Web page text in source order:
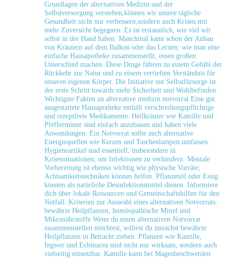
Grundlagen der alternativen Medizin und der⁢
Selbstversorgung verstehen,können wir unsere tägliche
Gesundheit nicht nur verbessern,sondern auch Krisen mit
mehr ‌Zuversicht begegnen. Es ist erstaunlich, wie viel wir
selbst in der Hand haben. Manchmal kann schon der Anbau
von Kräutern auf dem Balkon oder das Lernen, wie man ⁤eine⁢
einfache Hausapotheke⁤ zusammenstellt, einen großen
Unterschied machen. Diese Dinge⁢ führen zu einem Gefühl der
Rückkehr zur Natur und zu einem‌ vertieften Verständnis für
unseren eigenen Körper. Die Initiative ​zur ⁢Selbstfürsorge ist
der erste Schritt towards mehr Sicherheit und ​Wohlbefinden.
Wichtigste Fakten zu alternative medizin notvorrat Eine gut
ausgestattete Hausapotheke enthält verschreibungspflichtige
und rezeptfreie Medikamente. Heilkräuter wie ⁤Kamille und
Pfefferminze sind einfach anzubauen ⁣und ⁢haben viele
Anwendungen. Ein Notvorrat sollte ‌auch alternative
Energiequellen wie Kerzen und Taschenlampen‌ umfassen.
Hygieneartikel sind essentiell, insbesondere in
Krisensituationen, um Infektionen zu verhindern. Mentale
Vorbereitung ist ⁢ebenso wichtig wie physische Vorräte;
Achtsamkeitstechniken können helfen. Pflanzenöl oder Essig
können als natürliche Desinfektionsmittel dienen. Informiere
dich über lokale Ressourcen und ‍Gemeinschaftshilfen für den
Notfall. Kriterien zur Auswahl eines alternativen Notvorrats:
bewährte Heilpflanzen,​ homöopathische Mittel und
Mikronährstoffe Wenn du einen alternativen Notvorrat
zusammenstellen möchtest, solltest du zunächst bewährte
Heilpflanzen in Betracht ziehen. Pflanzen wie​ Kamille,
Ingwer ‍und Echinacea sind nicht nur⁣ wirksam, sondern auch
vielseitig einsetzbar. ‍Kamille kann​ bei Magenbeschwerden